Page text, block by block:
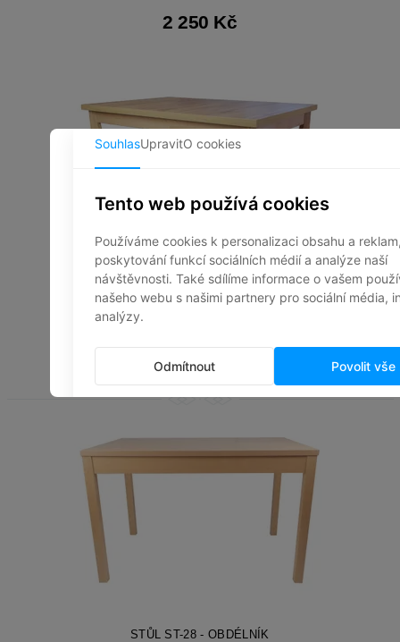
2 250 Kč
STŮL MO-32 LIGHT
3 990 Kč
STŮL ST-28 - OBDÉLNÍK